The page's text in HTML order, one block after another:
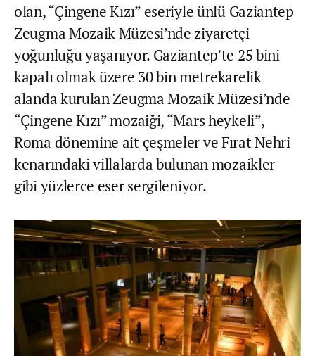
olan, “Çingene Kızı” eseriyle ünlü Gaziantep
Zeugma Mozaik Müzesi’nde ziyaretçi
yoğunluğu yaşanıyor. Gaziantep’te 25 bini
kapalı olmak üzere 30 bin metrekarelik
alanda kurulan Zeugma Mozaik Müzesi’nde
“Çingene Kızı” mozaiği, “Mars heykeli”,
Roma dönemine ait çeşmeler ve Fırat Nehri
kenarındaki villalarda bulunan mozaikler
gibi yüzlerce eser sergileniyor.